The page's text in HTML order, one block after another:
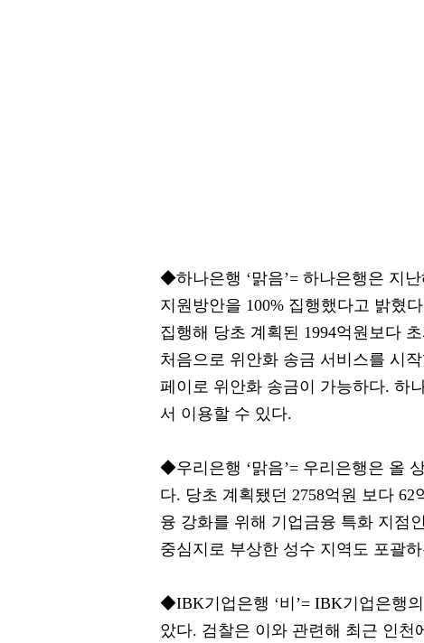
◆하나은행 ‘맑음’= 하나은행은 지
지원방안을 100% 집행했다고 밝혔
집행해 당초 계획된 1994억원보다
처음으로 위안화 송금 서비스를 시
페이로 위안화 송금이 가능하다. 하
서 이용할 수 있다.
◆우리은행 ‘맑음’= 우리은행은 올
다. 당초 계획됐던 2758억원 보다
융 강화를 위해 기업금융 특화 지점
중심지로 부상한 성수 지역도 포괄
◆IBK기업은행 ‘비’= IBK기업은행
았다. 검찰은 이와 관련해 최근 인천